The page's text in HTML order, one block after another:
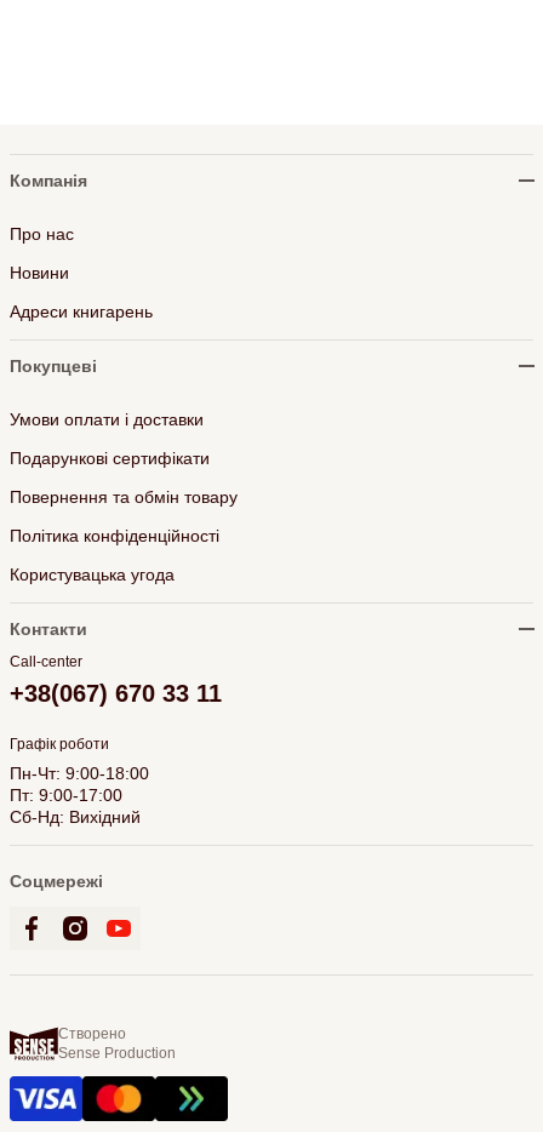
Компанія
Про нас
Новини
Адреси книгарень
Покупцеві
Умови оплати і доставки
Подарункові сертифікати
Повернення та обмін товару
Політика конфіденційності
Користувацька угода
Контакти
Call-center
+38(067) 670 33 11
Графік роботи
Пн-Чт: 9:00-18:00
Пт: 9:00-17:00
Сб-Нд: Вихідний
Соцмережі
Створено
Sense Production